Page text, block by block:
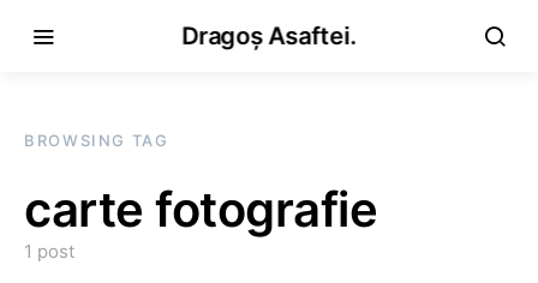
Dragoș Asaftei.
BROWSING TAG
carte fotografie
1 post